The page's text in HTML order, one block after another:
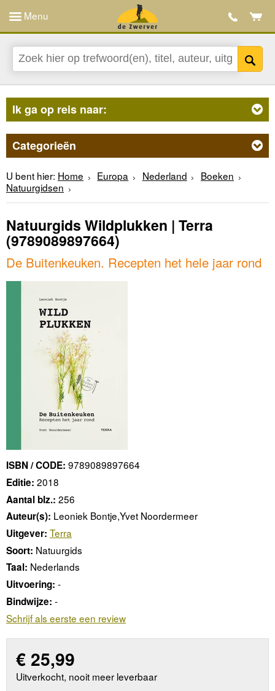
Menu
Ik ga op reis naar:
Categorieën
U bent hier: Home Europa Nederland
Boeken
Natuurgidsen
Natuurgids Wildplukken | Terra
(9789089897664)
De Buitenkeuken. Recepten het hele jaar rond
ISBN / CODE: 9789089897664
Editie: 2018
Aantal blz.: 256
Auteur(s): Leoniek Bontje,Yvet Noordermeer
Uitgever: Terra
Soort: Natuurgids
Taal: Nederlands
Uitvoering: -
Bindwijze: -
Schrijf als eerste een review
€ 25,99
Uitverkocht, nooit meer leverbaar